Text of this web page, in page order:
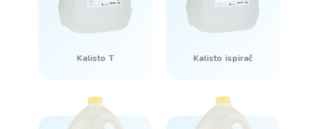
Kalisto T Kalisto ispirač